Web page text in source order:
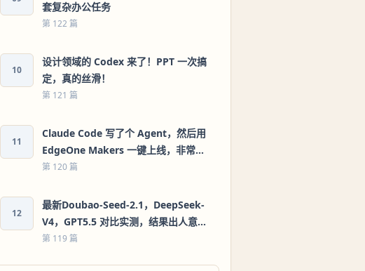
套复杂办公任务
第 122 篇
10
设计领域的 Codex 来了！PPT 一次搞
定，真的丝滑！
第 121 篇
11
Claude Code 写了个 Agent，然后用
EdgeOne Makers 一键上线，非常丝
滑！（附教程）
第 120 篇
12
最新Doubao-Seed-2.1，DeepSeek-
V4，GPT5.5 对比实测，结果出人意
料！
第 119 篇